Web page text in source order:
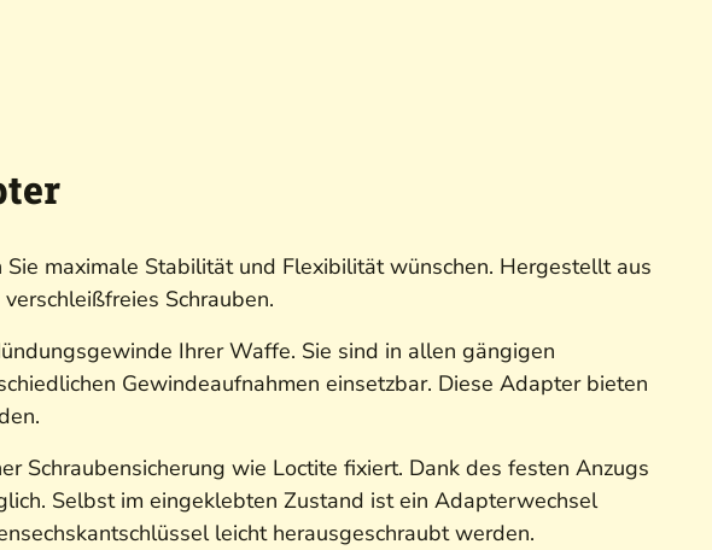
maximale Stabilität und Flexibilität wünschen. Hergestellt aus
Schrauben.
Ihrer Waffe. Sie sind in allen gängigen
Gewindeaufnahmen einsetzbar. Diese Adapter bieten
Schraubensicherung wie Loctite fixiert. Dank des festen Anzugs
Selbst im eingeklebten Zustand ist ein Adapterwechsel
leicht herausgeschraubt werden.